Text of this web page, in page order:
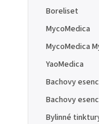
Boreliset
MycoMedica
MycoMedica
YaoMedica
Bachovy
Bachovy
Bylinné